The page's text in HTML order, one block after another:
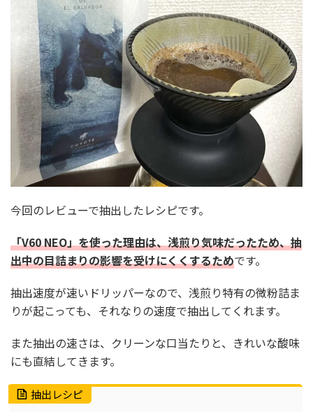
今回のレビューで抽出したレシピです。
「V60 NEO」を使った理由は、浅煎り気味だったため、抽
出中の目詰まりの影響を受けにくくするためです。
抽出速度が速いドリッパーなので、浅煎り特有の微粉詰ま
りが起こっても、それなりの速度で抽出してくれます。
また抽出の速さは、クリーンな口当たりと、きれいな酸味
にも直結してきます。
抽出レシピ